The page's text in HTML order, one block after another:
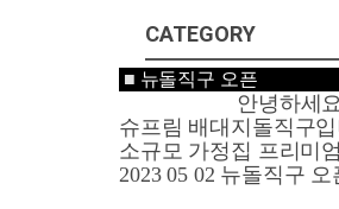
■ 뉴돌직구 오픈
안녕하세
슈프림 배대지돌직구
소규모 가정집 프리미
2023 05 02 뉴돌직구 오
CATEGORY
미국쇼핑
영국쇼핑
프랑스쇼핑